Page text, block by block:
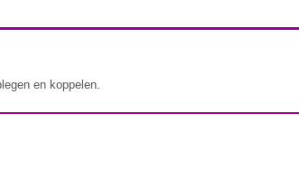
en koppelen.